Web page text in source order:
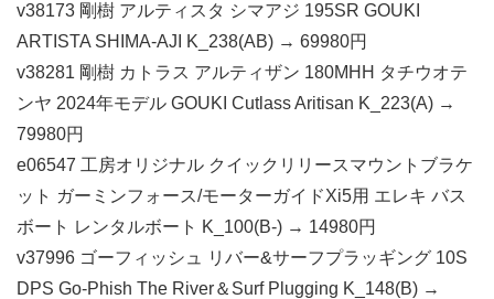
v38173 剛樹 アルティスタ シマアジ 195SR GOUKI
ARTISTA SHIMA-AJI K_238(AB) → 69980円
v38281 剛樹 カトラス アルティザン 180MHH タチウオテ
ンヤ 2024年モデル GOUKI Cutlass Aritisan K_223(A) →
79980円
e06547 工房オリジナル クイックリリースマウントブラケ
ット ガーミンフォース/モーターガイドXi5用 エレキ バス
ボート レンタルボート K_100(B-) → 14980円
v37996 ゴーフィッシュ リバー&サーフプラッギング 10S
DPS Go-Phish The River＆Surf Plugging K_148(B) →